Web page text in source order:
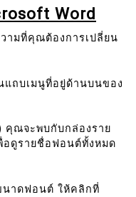
Word
ามที่คุณต้องการเปลี่ยน
แถบเมนูที่อยู่ด้านบนของ
คุณจะพบกับกล่องราย
อดูรายชื่อฟอนต์ทั้งหมด
าดฟอนต์ ให้คลิกที่